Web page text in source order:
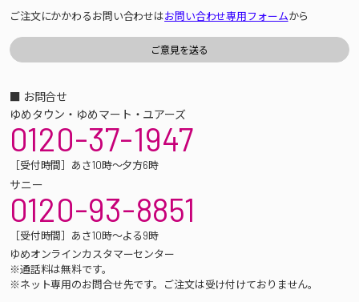
ご注文にかかわるお問い合わせはお問い合わせ専用フォームから
■ お問合せ
ゆめタウン・ゆめマート・ユアーズ
0120-37-1947
［受付時間］あさ10時～夕方6時
サニー
0120-93-8851
［受付時間］あさ10時～よる9時
ゆめオンラインカスタマーセンター
※通話料は無料です。
※ネット専用のお問合せ先です。ご注文は受け付けておりません。